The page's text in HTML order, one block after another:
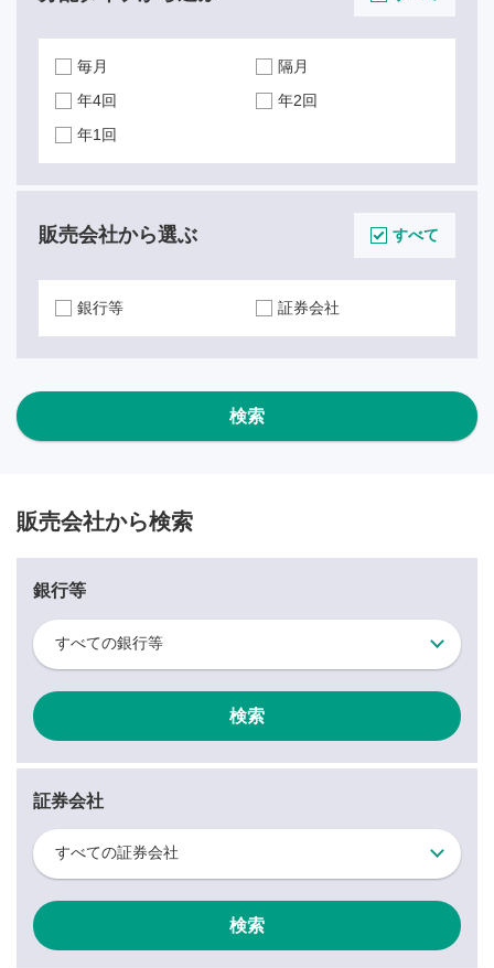
毎月
隔月
年4回
年2回
年1回
販売会社から選ぶ すべて
銀行等 証券会社
販売会社から検索
銀行等
すべての銀行等
証券会社
すべての証券会社